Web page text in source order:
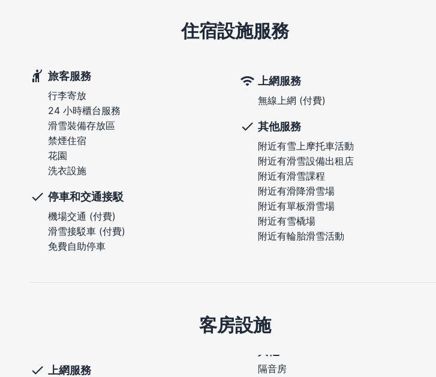
住宿設施服務
旅客服務
行李寄放
24 小時櫃台服務
滑雪裝備存放區
禁煙住宿
花園
洗衣設施
停車和交通接駁
機場交通 (付費)
滑雪接駁車 (付費)
免費自助停車
上網服務
無線上網 (付費)
其他服務
附近有雪上摩托車活動
附近有滑雪設備出租店
附近有滑雪課程
附近有滑降滑雪場
附近有單板滑雪場
附近有雪橇場
附近有輪胎滑雪活動
客房設施
上網服務
隔音房